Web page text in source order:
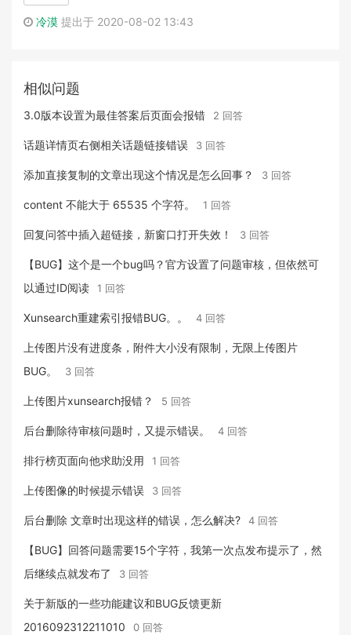
冷漠 提出于 2020-08-02 13:43
相似问题
3.0版本设置为最佳答案后页面会报错 2 回答
话题详情页右侧相关话题链接错误 3 回答
添加直接复制的文章出现这个情况是怎么回事？ 3 回答
content 不能大于 65535 个字符。 1 回答
回复问答中插入超链接，新窗口打开失效！ 3 回答
【BUG】这个是一个bug吗？官方设置了问题审核，但依然可
以通过ID阅读
1 回答
Xunsearch重建索引报错BUG。。 4 回答
上传图片没有进度条，附件大小没有限制，无限上传图片
BUG。
3 回答
上传图片xunsearch报错？ 5 回答
后台删除待审核问题时，又提示错误。 4 回答
排行榜页面向他求助没用 1 回答
上传图像的时候提示错误 3 回答
后台删除 文章时出现这样的错误，怎么解决? 4 回答
【BUG】回答问题需要15个字符，我第一次点发布提示了，然
后继续点就发布了
3 回答
关于新版的一些功能建议和BUG反馈更新
2016092312211010
0 回答